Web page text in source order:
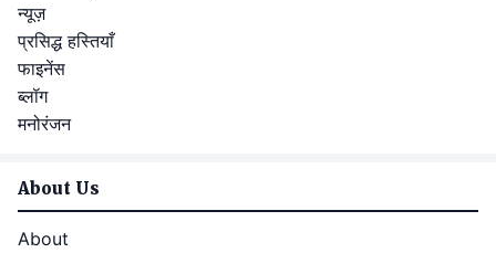
न्यूज़
प्रसिद्ध हस्तियाँ
फाइनेंस
ब्लॉग
मनोरंजन
About Us
About